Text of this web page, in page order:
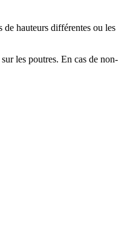
hauteurs différentes ou les
les poutres. En cas de non-